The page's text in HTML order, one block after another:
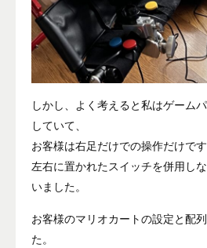
しかし、よく考えると私はゲーム
していて、
お客様は右足だけでの操作だけです
左右に置かれたスイッチを併用し
いました。
お客様のマリオカートの設定と配
た。